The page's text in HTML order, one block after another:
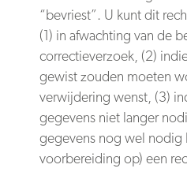
“bevriest”. U kunt dit
(1) in afwachting van de
correctieverzoek, (2)
gewist zouden moeten
verwijdering wenst, (3)
gegevens niet langer
gegevens nog wel nodig
voorbereiding op) een